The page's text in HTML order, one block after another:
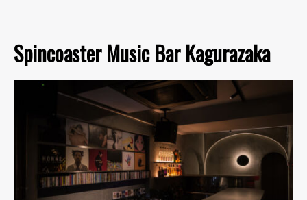
Spincoaster Music Bar Kagurazaka